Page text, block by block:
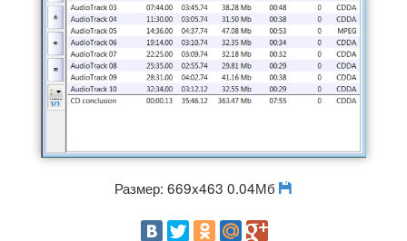
Размер: 669x463 0.04Мб